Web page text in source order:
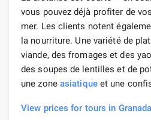
vous pouvez déjà profiter de
mer. Les clients notent
la nourriture. Une variété de
viande, des fromages et des
des soupes de lentilles et de
une zone asiatiqueet une
View prices for tours in